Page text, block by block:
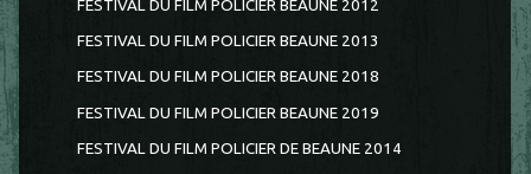
FESTIVAL DU FILM POLICIER BEAUNE 2012
FESTIVAL DU FILM POLICIER BEAUNE 2013
FESTIVAL DU FILM POLICIER BEAUNE 2018
FESTIVAL DU FILM POLICIER BEAUNE 2019
FESTIVAL DU FILM POLICIER DE BEAUNE 2014